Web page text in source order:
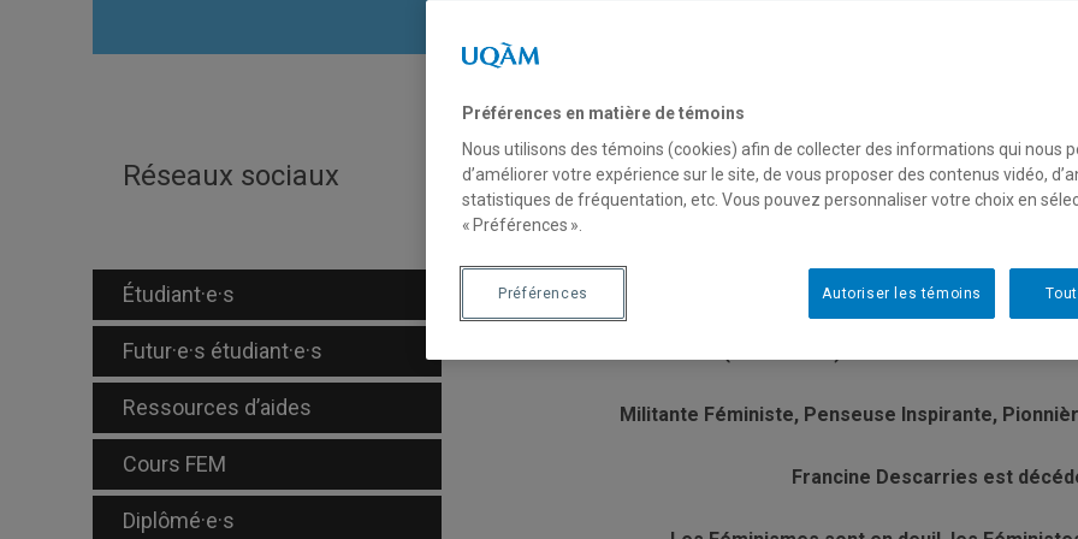
Réseaux sociaux
Étudiant·e·s
Futur·e·s étudiant·e·s
Ressources d’aides
Cours FEM
Diplômé·e·s
Étiquette :sociologie
Décès de Francine Descarries,
Militante Féministe, Penseuse Inspirante,
Francine Descarries est
Préférences en matière de témoins
Nous utilisons des témoins (cookies) afin de collecter des informations qui nous
d’améliorer votre expérience sur le site, de vous proposer des contenus vidéo,
statistiques de fréquentation, etc. Vous pouvez personnaliser votre choix en
« Préférences ».
Autoriser les témoins
Préférences